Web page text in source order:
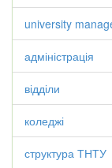
university
адміністрація
відділи
коледжі
структура ТНТУ